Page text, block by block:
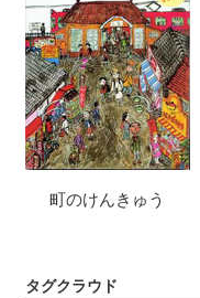
町のけんきゅう
タグクラウド